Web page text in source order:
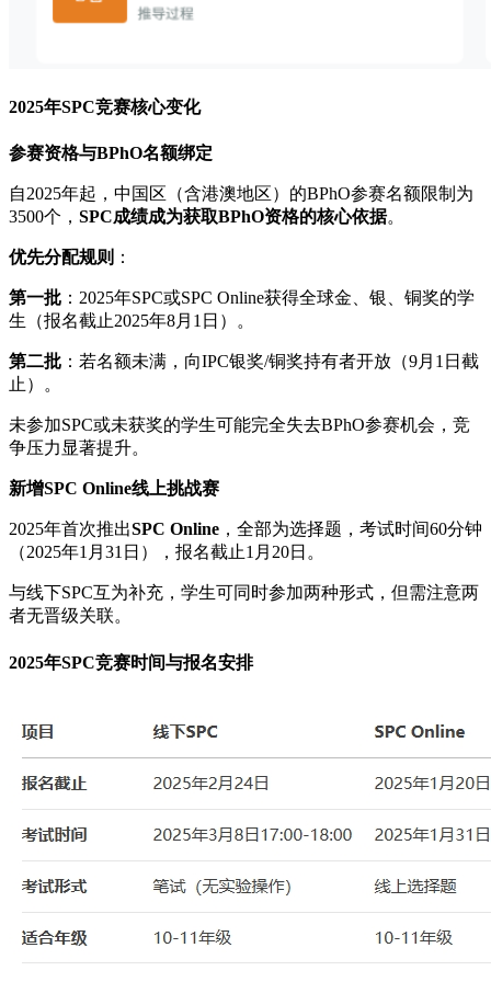
2025年SPC竞赛核心变化
参赛资格与BPhO名额绑定
自2025年起，中国区（含港澳地区）的BPhO参赛名额限制为
3500个， SPC成绩成为获取BPhO资格的核心依据。
优先分配规则 ：
第一批 ：2025年SPC或SPC Online获得全球金、银、铜奖的学
生（报名截止2025年8月1日）。
第二批 ：若名额未满，向IPC银奖/铜奖持有者开放（9月1日截
止）。
未参加SPC或未获奖的学生可能完全失去BPhO参赛机会，竞
争压力显著提升。
新增SPC Online线上挑战赛
2025年首次推出SPC Online ，全部为选择题，考试时间60分钟
（2025年1月31日），报名截止1月20日。
与线下SPC互为补充，学生可同时参加两种形式，但需注意两
者无晋级关联。
2025年SPC竞赛时间与报名安排